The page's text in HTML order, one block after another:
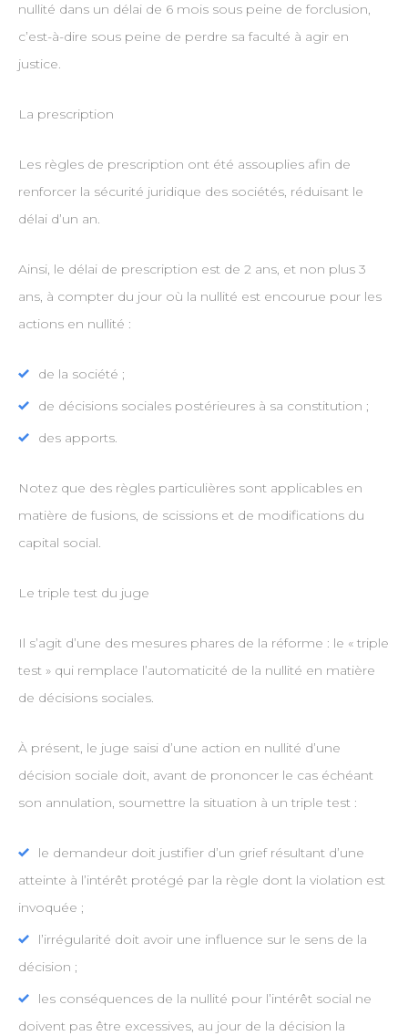
nullité dans un délai de 6 mois sous peine de forclusion,
c’est-à-dire sous peine de perdre sa faculté à agir en
justice.
La prescription
Les règles de prescription ont été assouplies afin de
renforcer la sécurité juridique des sociétés, réduisant le
délai d’un an.
Ainsi, le délai de prescription est de 2 ans, et non plus 3
ans, à compter du jour où la nullité est encourue pour les
actions en nullité :
de la société ;
de décisions sociales postérieures à sa constitution ;
des apports.
Notez que des règles particulières sont applicables en
matière de fusions, de scissions et de modifications du
capital social.
Le triple test du juge
Il s’agit d’une des mesures phares de la réforme : le « triple
test » qui remplace l’automaticité de la nullité en matière
de décisions sociales.
À présent, le juge saisi d’une action en nullité d’une
décision sociale doit, avant de prononcer le cas échéant
son annulation, soumettre la situation à un triple test :
le demandeur doit justifier d’un grief résultant d’une
atteinte à l’intérêt protégé par la règle dont la violation est
invoquée ;
l’irrégularité doit avoir une influence sur le sens de la
décision ;
les conséquences de la nullité pour l’intérêt social ne
doivent pas être excessives, au jour de la décision la